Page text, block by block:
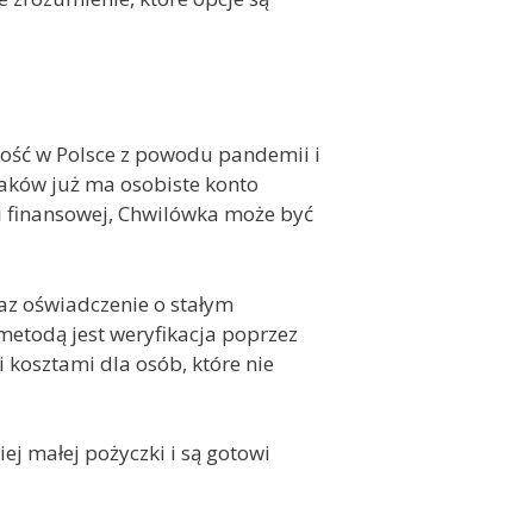
w Polsce z powodu pandemii i
już ma osobiste konto
Chwilówka może być
oświadczenie o stałym
jest weryfikacja poprzez
kosztami dla osób, które nie
małej pożyczki i są gotowi